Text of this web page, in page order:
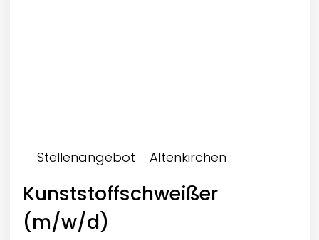
Stellenangebot Altenkirchen
Kunststoffschweißer
(m/w/d)